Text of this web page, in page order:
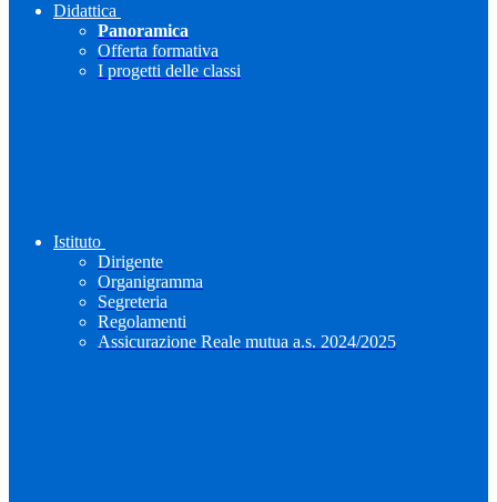
Didattica
Panoramica
Offerta formativa
I progetti delle classi
Istituto
Dirigente
Organigramma
Segreteria
Regolamenti
Assicurazione Reale mutua a.s. 2024/2025